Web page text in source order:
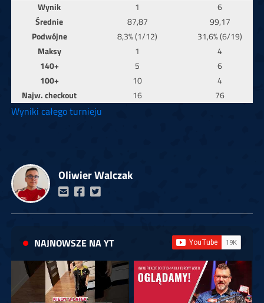
Wynik
1
6
Średnie
87,87
99,17
Podwójne
8,3% (1/12)
31,6% (6/19)
Maksy
1
4
140+
5
6
100+
10
4
Najw. checkout
16 76
Wyniki całego turnieju
Oliwier Walczak
NAJNOWSZE NA YT